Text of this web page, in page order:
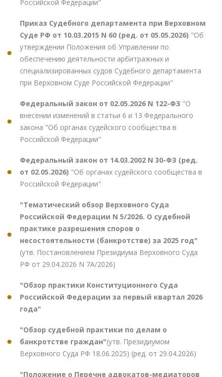
Российской Федерации"
Приказ Судебного департамента при Верховном
Суде РФ от 10.03.2015 N 60 (ред. от 05.05.2026) "Об
утверждении Положения об Управлении по
обеспечению деятельности арбитражных и
специализированных судов Судебного департамента
при Верховном Суде Российской Федерации"
Федеральный закон от 02.05.2026 N 122-ФЗ "О
внесении изменений в статьи 6 и 13 Федерального
закона "Об органах судейского сообщества в
Российской Федерации"
Федеральный закон от 14.03.2002 N 30-ФЗ (ред.
от 02.05.2026) "Об органах судейского сообщества в
Российской Федерации"
"Тематический обзор Верховного Суда
Российской Федерации N 5/2026. О судебной
практике разрешения споров о
несостоятельности (банкротстве) за 2025 год"
(утв. Постановлением Президиума Верховного Суда
РФ от 29.04.2026 N 7А/2026)
"Обзор практики Конституционного Суда
Российской Федерации за первый квартал 2026
года"
"Обзор судебной практики по делам о
банкротстве граждан"(утв. Президиумом
Верховного Суда РФ 18.06.2025) (ред. от 29.04.2026)
"Положение о Перечне адвокатов-медиаторов